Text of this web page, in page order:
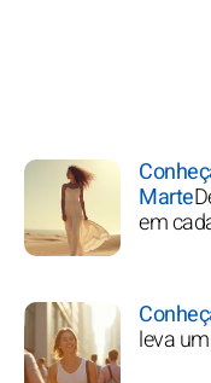
Marte
em
leva